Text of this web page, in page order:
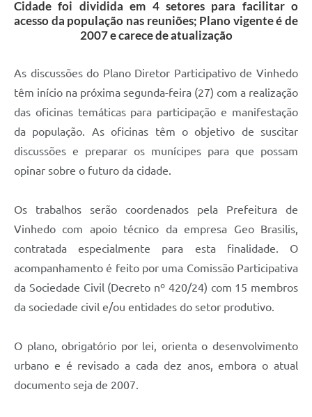
Listagem dos CEPs de Vinhedo
Acesso à Informação
Associação dos Servidores Públicos Municipais de
Audiências Públicas
Contas Públicas
Legislação
Links Úteis
Cidade foi dividida em 4 setores para facilitar o
acesso da população nas reuniões; Plano vigente é de
2007 e carece de atualização
As discussões do Plano Diretor Participativo de Vinhedo
têm início na próxima segunda-feira (27) com a realização
das oficinas temáticas para participação e manifestação
da população. As oficinas têm o objetivo de suscitar
discussões e preparar os munícipes para que possam
opinar sobre o futuro da cidade.
Os trabalhos serão coordenados pela Prefeitura de
Vinhedo com apoio técnico da empresa Geo Brasilis,
contratada especialmente para esta finalidade. O
acompanhamento é feito por uma Comissão Participativa
da Sociedade Civil (Decreto nº 420/24) com 15 membros
da sociedade civil e/ou entidades do setor produtivo.
O plano, obrigatório por lei, orienta o desenvolvimento
urbano e é revisado a cada dez anos, embora o atual
documento seja de 2007.